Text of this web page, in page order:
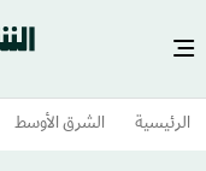
الرئيسية الشرق الأوسط​